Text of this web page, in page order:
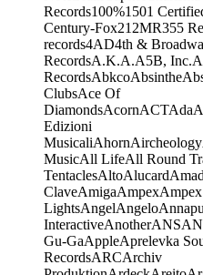
Records100%1501
Century-Fox21 2MR355
records4AD4th &
RecordsA.K.A.A5B, Inc.
RecordsAbkcoAbsinthe
ClubsAce Of
DiamondsAcornACTAda
Edizioni
MusicaliAhornAircheology
MusicAll LifeAll Round
TentaclesAltoAlucard
ClaveAmigaAmpex
LightsAngelAngelo
InteractiveAnotherANS
Gu-GaAppleAprelevka
RecordsARCArchiv